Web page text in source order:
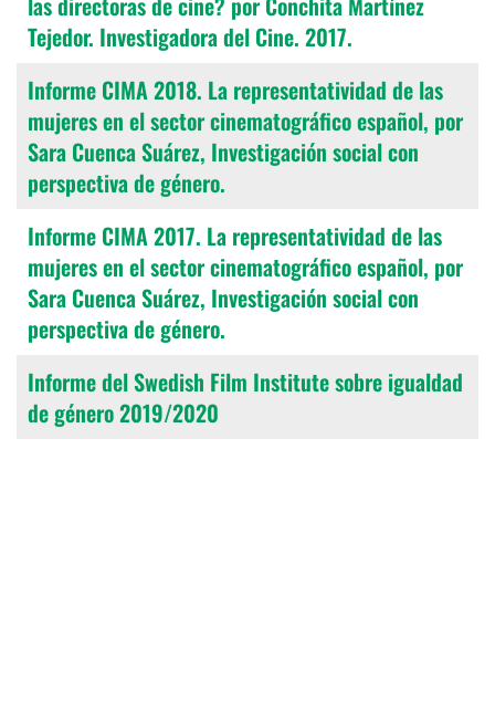
Tejedor. Investigadora del Cine. 2017.
Informe CIMA 2018. La representatividad de las
mujeres en el sector cinematográfico español, por
Sara Cuenca Suárez, Investigación social con
perspectiva de género.
Informe CIMA 2017. La representatividad de las
mujeres en el sector cinematográfico español, por
Sara Cuenca Suárez, Investigación social con
perspectiva de género.
Informe del Swedish Film Institute sobre igualdad
de género 2019/2020